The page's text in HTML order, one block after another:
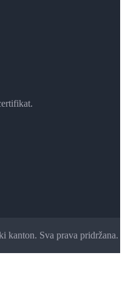
kanton. Sva prava pridržana.